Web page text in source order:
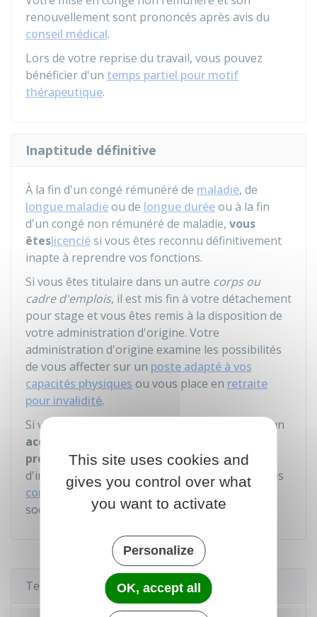
renouvellement sont prononcés après avis du
conseil médical.
Lors de votre reprise du travail, vous pouvez
bénéficier d'un temps partiel pour motif
thérapeutique.
Inaptitude définitive
À la fin d'un congé rémunéré de maladie, de
longue maladieou de longue duréeou à la fin
d'un congé non rémunéré de maladie, vous
êteslicenciési vous êtes reconnu définitivement
inapte à reprendre vos fonctions.
Si vous êtes titulaire dans un autre corps ou
cadre d'emplois, il est mis fin à votre détachement
pour stage et vous êtes remis à la disposition de
votre administration d'origine. Votre
administration d'origine examine les possibilités
de vous affecter sur un poste adapté à vos
capacités physiques ou vous place en retraite
pour invalidité.
Si votre inaptitude physique est consécutive à un
accident de travail ou une maladie
professionnelle, vous avez droit à unerente
d'invalidité. Son montant est fixé dans les mêmes
conditions qu'au régime général
sociale.
Textes de référence
This site uses cookies and
gives you control over what
you want to activate
Personalize
OK, accept all